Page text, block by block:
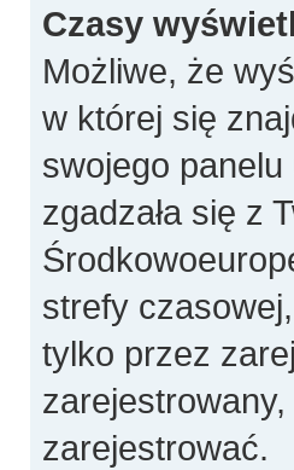
Czasy
Możliwe, że
w której się
swojego
zgadzała się z
strefy
tylko przez
zarejestrować.